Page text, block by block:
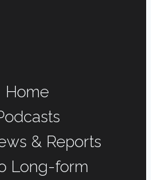
Home
& Reports
Long-form